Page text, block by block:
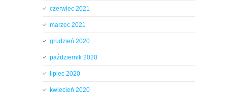
czerwiec 2021
marzec 2021
grudzień 2020
październik 2020
lipiec 2020
kwiecień 2020